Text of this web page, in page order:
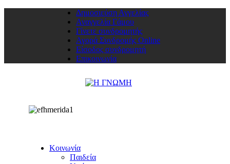
Δημοσιεύση Αγγελίας
Αναγγελία Γάμου
Γίνετε συνδρομητής
Αγορά Συνδρομής Online
Είσοδος συνδρομητή
Επικοινωνία
Κοινωνία
Παιδεία